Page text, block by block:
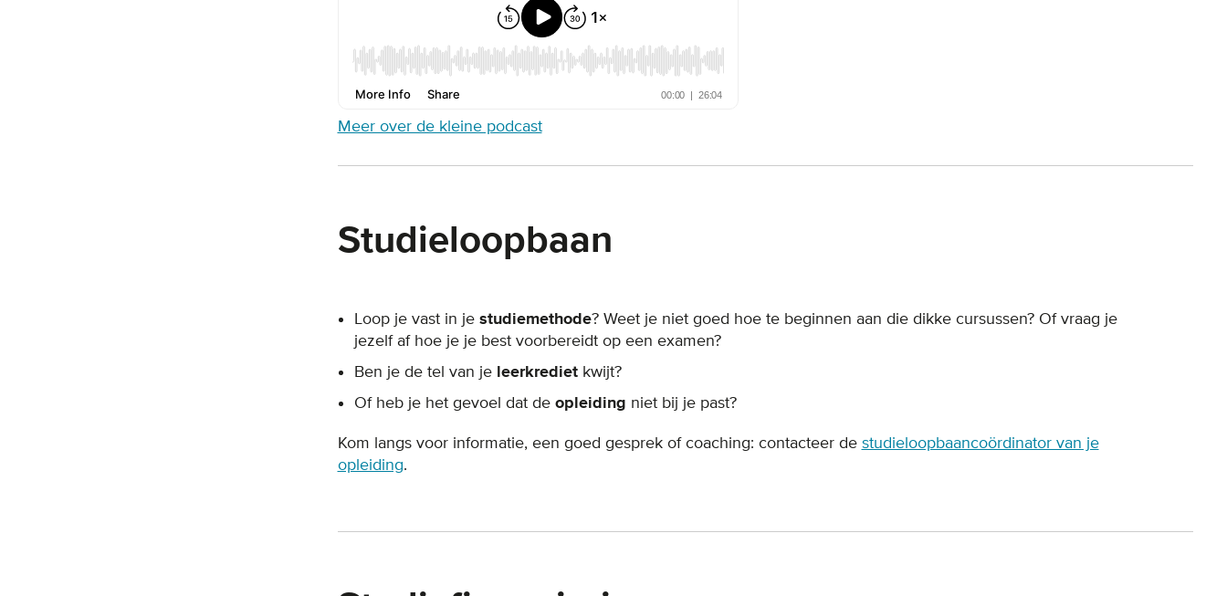
Meer over de kleine podcast
Studieloopbaan
Loop je vast in je studiemethode? Weet je niet goed hoe te beginnen aan die dikke cursussen? Of vraag je
jezelf af hoe je je best voorbereidt op een examen?
Ben je de tel van je leerkrediet kwijt?
Of heb je het gevoel dat de opleiding niet bij je past?
Kom langs voor informatie, een goed gesprek of coaching: contacteer de studieloopbaancoördinator van je
opleiding.